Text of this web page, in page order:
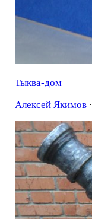
Тыква-дом
Алексей Якимов·